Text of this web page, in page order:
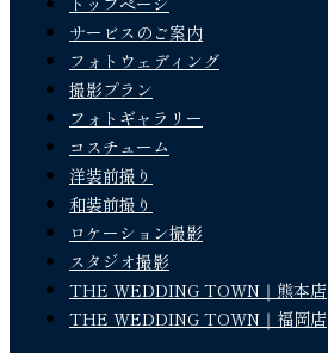
サービスのご案内
フォトウェディング
撮影プラン
フォトギャラリー
コスチューム
洋装前撮り
和装前撮り
ロケーション撮影
スタジオ撮影
THE WEDDING TOWN｜熊本店
THE WEDDING TOWN｜福岡店